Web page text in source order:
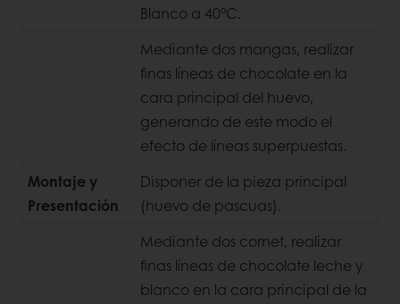
Blanco a 40°C.
Mediante dos mangas, realizar
finas líneas de chocolate en la
cara principal del huevo,
generando de este modo el
efecto de líneas superpuestas.
Montaje y
Presentación
Disponer de la pieza principal
(huevo de pascuas).
Mediante dos cornet, realizar
finas líneas de chocolate leche y
blanco en la cara principal de la